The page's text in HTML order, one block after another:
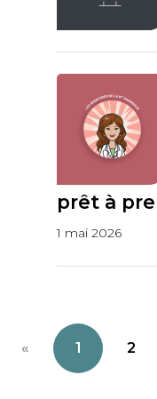
prêt à
1 mai 2026
« 1 2